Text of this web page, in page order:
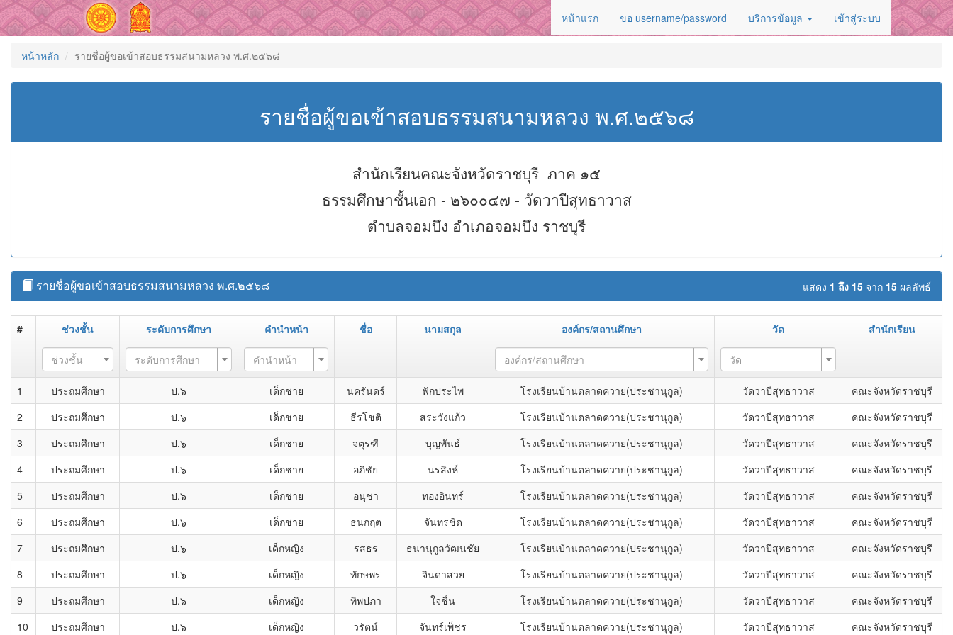
หน้าแรก ขอ username/password บริการข้อมูล เข้าสู่ระบบ
หน้าหลัก รายชื่อผู้ขอเข้าสอบธรรมสนามหลวง พ.ศ.๒๕๖๘
รายชื่อผู้ขอเข้าสอบธรรมสนามหลวง พ.ศ.๒๕๖๘
สำนักเรียนคณะจังหวัดราชบุรี ภาค ๑๕
ธรรมศึกษาชั้นเอก - ๒๖๐๐๔๗ - วัดวาปีสุทธาวาส
ตำบลจอมบึง อำเภอจอมบึง ราชบุรี
แสดง 1 ถึง 15 จาก 15 ผลลัพธ์
รายชื่อผู้ขอเข้าสอบธรรมสนามหลวง พ.ศ.๒๕๖๘
# ช่วงชั้น ระดับการศึกษา คำนำหน้า ชื่อ นามสกุล องค์กร/สถานศึกษา วัด สำนักเรียน
ช่วงชั้น ระดับการศึกษา คำนำหน้า องค์กร/สถานศึกษา วัด
1 ประถมศึกษา ป.๖ เด็กชาย นครันดร์ ฟักประไพ โรงเรียนบ้านตลาดควาย(ประชานุกูล) วัดวาปีสุทธาวาส
คณะจังหวัดราชบุรี
2
ประถมศึกษา ป.๖ เด็กชาย ธีรโชติ สระวังแก้ว โรงเรียนบ้านตลาดควาย(ประชานุกูล) วัดวาปีสุทธาวาส
คณะจังหวัดราชบุรี
3
ประถมศึกษา ป.๖ เด็กชาย จตุรฑี บุญพันธ์ โรงเรียนบ้านตลาดควาย(ประชานุกูล) วัดวาปีสุทธาวาส
คณะจังหวัดราชบุรี
4
ประถมศึกษา ป.๖ เด็กชาย อภิชัย นรสิงห์ โรงเรียนบ้านตลาดควาย(ประชานุกูล) วัดวาปีสุทธาวาส
คณะจังหวัดราชบุรี
5
ประถมศึกษา ป.๖ เด็กชาย อนุชา ทองอินทร์ โรงเรียนบ้านตลาดควาย(ประชานุกูล) วัดวาปีสุทธาวาส
คณะจังหวัดราชบุรี
6
ประถมศึกษา ป.๖ เด็กชาย ธนกฤต จันทรชิด โรงเรียนบ้านตลาดควาย(ประชานุกูล) วัดวาปีสุทธาวาส
คณะจังหวัดราชบุรี
7
ประถมศึกษา ป.๖ เด็กหญิง รสธร ธนานุกูลวัฒนชัย โรงเรียนบ้านตลาดควาย(ประชานุกูล) วัดวาปีสุทธาวาส
คณะจังหวัดราชบุรี
8
ประถมศึกษา ป.๖ เด็กหญิง ทักษพร จินดาสวย โรงเรียนบ้านตลาดควาย(ประชานุกูล) วัดวาปีสุทธาวาส
คณะจังหวัดราชบุรี
9
ประถมศึกษา ป.๖ เด็กหญิง ทิพปภา ใจชื่น โรงเรียนบ้านตลาดควาย(ประชานุกูล) วัดวาปีสุทธาวาส
คณะจังหวัดราชบุรี
10
ประถมศึกษา ป.๖ เด็กหญิง วรัตน์ จันทร์เพ็ชร โรงเรียนบ้านตลาดควาย(ประชานุกูล) วัดวาปีสุทธาวาส คณะจังหวัดราชบุรี